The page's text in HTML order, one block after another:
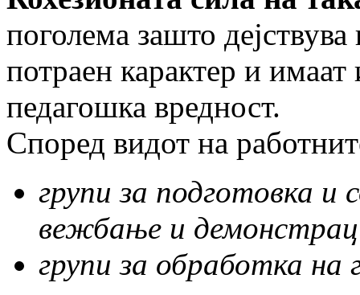
поголема зашто
потраен карактер и
педагошка вредност.
Според видот на
групи за подготовка и
вежбање и
групи за обработка на